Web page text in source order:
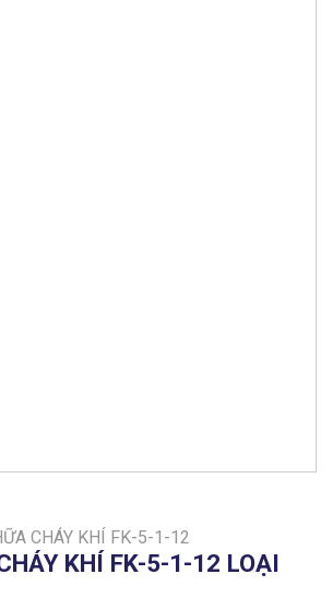
CHÁY KHÍ FK-5-1-12
KHÍ FK-5-1-12 LOẠI